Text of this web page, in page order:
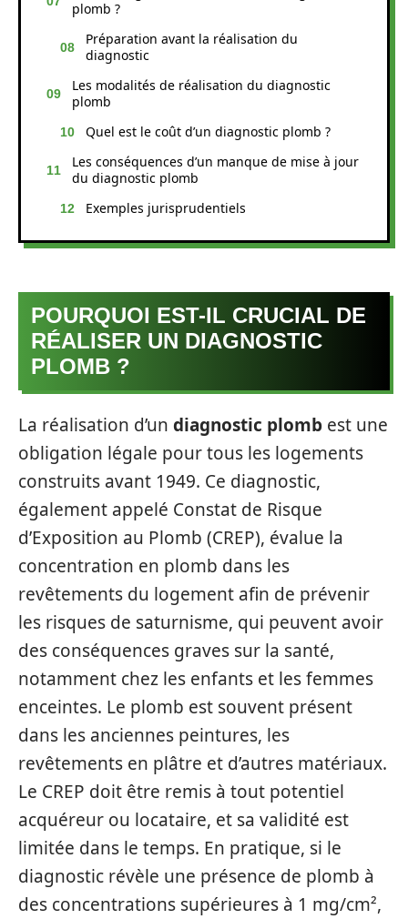
plomb ?
Préparation avant la réalisation du
diagnostic
Les modalités de réalisation du diagnostic
plomb
Quel est le coût d’un diagnostic plomb ?
Les conséquences d’un manque de mise à jour
du diagnostic plomb
Exemples jurisprudentiels
POURQUOI EST-IL CRUCIAL DE
RÉALISER UN DIAGNOSTIC
PLOMB ?
La réalisation d’un diagnostic plomb est une
obligation légale pour tous les logements
construits avant 1949. Ce diagnostic,
également appelé Constat de Risque
d’Exposition au Plomb (CREP), évalue la
concentration en plomb dans les
revêtements du logement afin de prévenir
les risques de saturnisme, qui peuvent avoir
des conséquences graves sur la santé,
notamment chez les enfants et les femmes
enceintes. Le plomb est souvent présent
dans les anciennes peintures, les
revêtements en plâtre et d’autres matériaux.
Le CREP doit être remis à tout potentiel
acquéreur ou locataire, et sa validité est
limitée dans le temps. En pratique, si le
diagnostic révèle une présence de plomb à
des concentrations supérieures à 1 mg/cm²,